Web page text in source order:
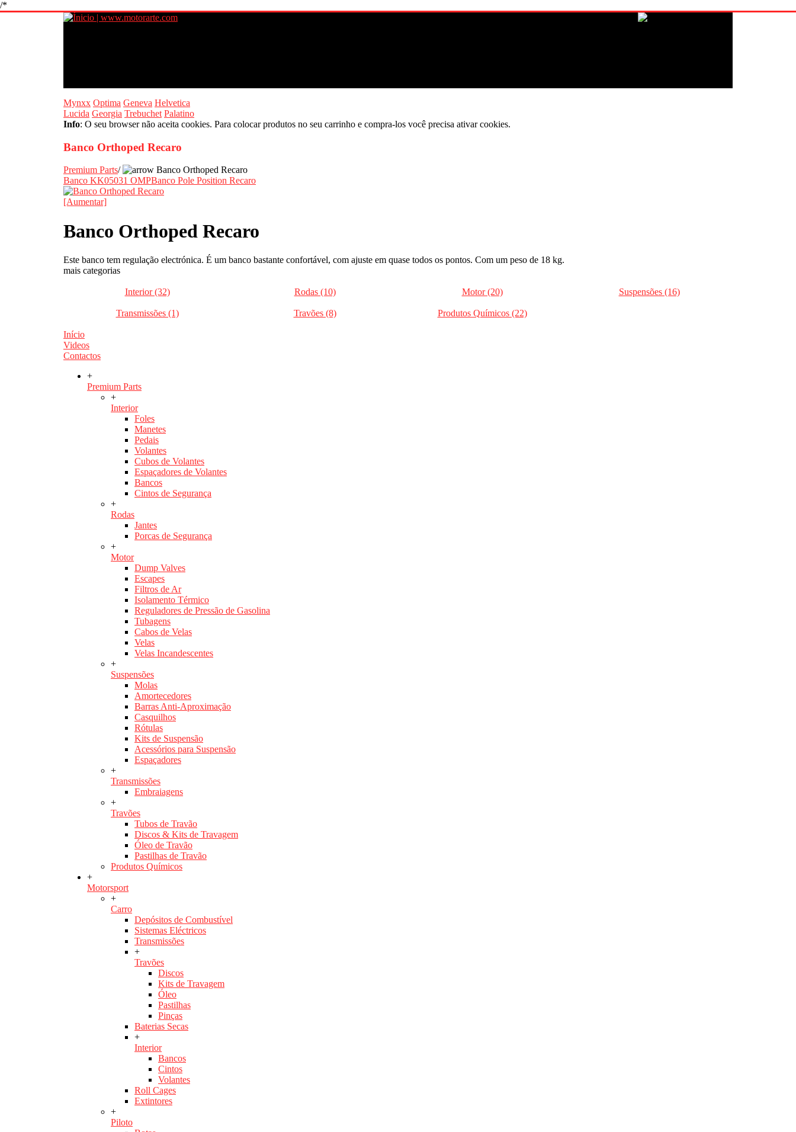
/*
Mynxx Optima Geneva Helvetica
Lucida Georgia Trebuchet Palatino
Info: O seu browser não aceita cookies. Para colocar produtos no seu carrinho e compra-los você precisa ativar cookies.
Banco Orthoped Recaro
Premium Parts/
Banco Orthoped Recaro
Banco KK05031 OMPBanco Pole Position Recaro
[Aumentar]
Banco Orthoped Recaro
Este banco tem regulação electrónica. É um banco bastante confortável, com ajuste em quase todos os pontos. Com um peso de 18 kg.
mais categorias
Interior (32) Rodas (10) Motor (20) Suspensões (16)
Transmissões (1) Travões (8) Produtos Químicos (22)
Início
Videos
Contactos
+
Premium Parts
+
Interior
Foles
Manetes
Pedais
Volantes
Cubos de Volantes
Espaçadores de Volantes
Bancos
Cintos de Segurança
+
Rodas
Jantes
Porcas de Segurança
+
Motor
Dump Valves
Escapes
Filtros de Ar
Isolamento Térmico
Reguladores de Pressão de Gasolina
Tubagens
Cabos de Velas
Velas
Velas Incandescentes
+
Suspensões
Molas
Amortecedores
Barras Anti-Aproximação
Casquilhos
Rótulas
Kits de Suspensão
Acessórios para Suspensão
Espaçadores
+
Transmissões
Embraiagens
+
Travões
Tubos de Travão
Discos & Kits de Travagem
Óleo de Travão
Pastilhas de Travão
Produtos Químicos
+
Motorsport
+
Carro
Depósitos de Combustível
Sistemas Eléctricos
Transmissões
+
Travões
Discos
Kits de Travagem
Óleo
Pastilhas
Pinças
Baterias Secas
+
Interior
Bancos
Cintos
Volantes
Roll Cages
Extintores
+
Piloto